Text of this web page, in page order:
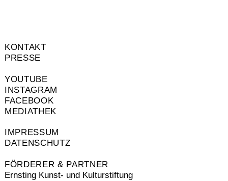
KONTAKT
PRESSE
YOUTUBE
INSTAGRAM
FACEBOOK
MEDIATHEK
IMPRESSUM
DATENSCHUTZ
FÖRDERER & PARTNER
Ernsting Kunst- und Kulturstiftung